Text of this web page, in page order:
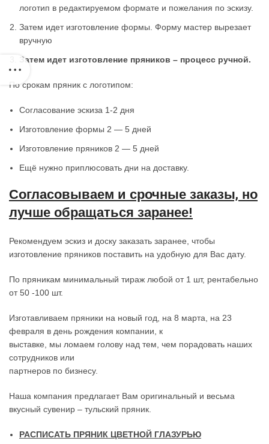
логотип в редактируемом формате и пожелания по эскизу.
Затем идет изготовление формы. Форму мастер вырезает
вручную
Затем идет изготовление пряников – процесс ручной.
По срокам пряник с логотипом:
Согласование эскиза 1-2 дня
Изготовление формы 2 — 5 дней
Изготовление пряников 2 — 5 дней
Ещё нужно приплюсовать дни на доставку.
Согласовываем и срочные заказы, но
лучше обращаться заранее!
Рекомендуем эскиз и доску заказать заранее, чтобы
изготовление пряников поставить на удобную для Вас дату.
По пряникам минимальный тираж любой от 1 шт, рентабельно
от 50 -100 шт.
Изготавливаем пряники на новый год, на 8 марта, на 23
февраля в день рождения компании, к
выставке, мы ломаем голову над тем, чем порадовать наших
сотрудников или
партнеров по бизнесу.
Наша компания предлагает Вам оригинальный и весьма
вкусный сувенир – тульский пряник.
РАСПИСАТЬ ПРЯНИК ЦВЕТНОЙ ГЛАЗУРЬЮ